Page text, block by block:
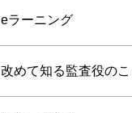
eラーニング
改めて知る監査役のこ